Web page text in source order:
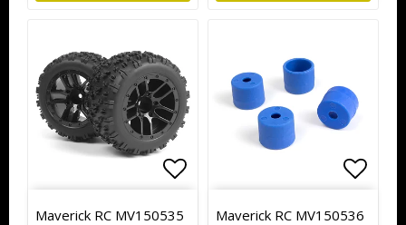
Lägg till i favoritlistan
Lägg till i favoritlistan
Maverick RC MV150535
Lägg
Maverick RC MV150536